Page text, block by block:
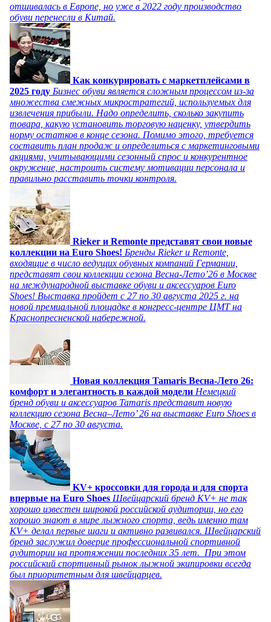
отшивалась в Европе, но уже в 2022 году производство
обуви перенесли в Китай.
Как конкурировать с маркетплейсами в
2025 году Бизнес обуви является сложным процессом из-за
множества смежных микростратегий, используемых для
извлечения прибыли. Надо определить, сколько закупить
товара, какую установить торговую наценку, утвердить
норму остатков в конце сезона. Помимо этого, требуется
составить план продаж и определиться с маркетинговыми
акциями, учитывающими сезонный спрос и конкурентное
окружение, настроить систему мотивации персонала и
правильно расставить точки контроля.
Rieker и Remonte представят свои новые
коллекции на Euro Shoes! Бренды Rieker и Remonte,
входящие в число ведущих обувных компаний Германии,
представят свои коллекции сезона Весна-Лето’26 в Москве
на международной выставке обуви и аксессуаров Euro
Shoes! Выставка пройдет c 27 по 30 августа 2025 г. на
новой премиальной площадке в конгресс-центре ЦМТ на
Краснопресненской набережной.
Новая коллекция Tamaris Весна-Лето 26:
комфорт и элегантность в каждой модели Немецкий
бренд обуви и аксессуаров Tamaris представит новую
коллекцию сезона Весна–Лето’ 26 на выставке Euro Shoes в
Москве, с 27 по 30 августа.
KV+ кроссовки для города и для спорта
впервые на Euro Shoes Швейцарский бренд KV+ не так
хорошо известен широкой российской аудитории, но его
хорошо знают в мире лыжного спорта, ведь именно там
KV+ делал первые шаги и активно развивался. Швейцарский
бренд заслужил доверие профессиональной спортивной
аудитории на протяжении последних 35 лет. При этом
российский спортивный рынок лыжной экипировки всегда
был приоритетным для швейцарцев.